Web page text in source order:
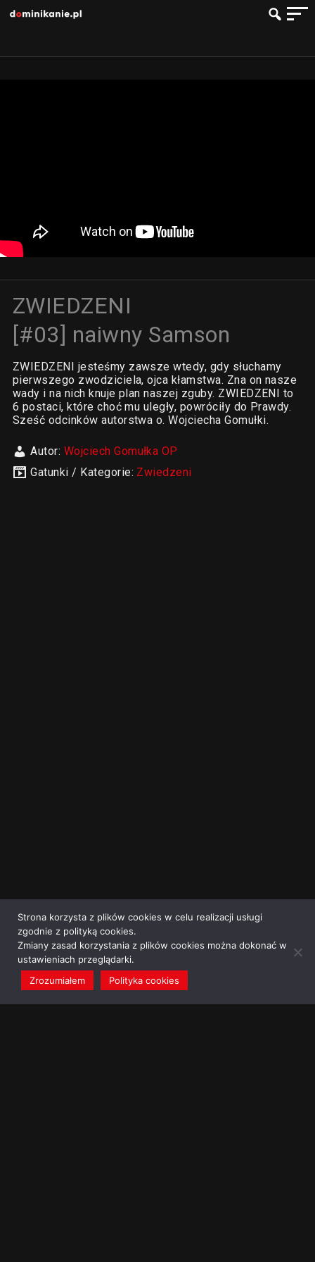
ZWIEDZENI
[#03] naiwny Samson
ZWIEDZENI jesteśmy zawsze wtedy, gdy słuchamy
pierwszego zwodziciela, ojca kłamstwa. Zna on nasze
wady i na nich knuje plan naszej zguby. ZWIEDZENI to
6 postaci, które choć mu uległy, powróciły do Prawdy.
Sześć odcinków autorstwa o. Wojciecha Gomułki.
Autor: Wojciech Gomułka OP
Gatunki / Kategorie: Zwiedzeni
Strona korzysta z plików cookies w celu realizacji usługi
zgodnie z polityką cookies.
Zmiany zasad korzystania z plików cookies można dokonać w
ustawieniach przeglądarki.
Zrozumiałem
Polityka cookies